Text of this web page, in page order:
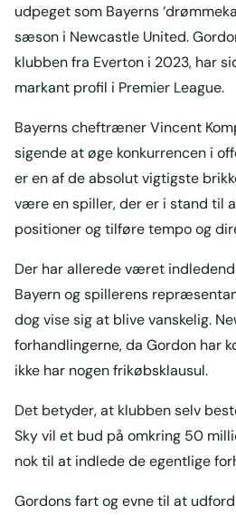
udpeget som Bayerns
sæson i Newcastle United.
klubben fra Everton i 2023, har
markant profil i Premier League.
Bayerns cheftræner Vincent
sigende at øge konkurrencen i
er en af de absolut vigtigste
være en spiller, der er i stand til
positioner og tilføre tempo og
Der har allerede været
Bayern og spillerens
dog vise sig at blive vanskelig.
forhandlingerne, da Gordon har
ikke har nogen frikøbsklausul.
Det betyder, at klubben selv
Sky vil et bud på omkring 50
nok til at indlede de egentlige
Gordons fart og evne til at